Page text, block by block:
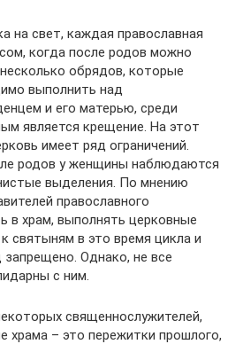
на свет, каждая православная
когда после родов можно
обрядов, которые
выполнить над
и его матерью, среди
является крещение. На этот
имеет ряд ограничений.
родов у женщины наблюдаются
выделения. По мнению
православного
в храм, выполнять церковные
святыням в это время цикла и
Однако, не все
с ним.
священнослужителей,
храма – это пережитки прошлого,